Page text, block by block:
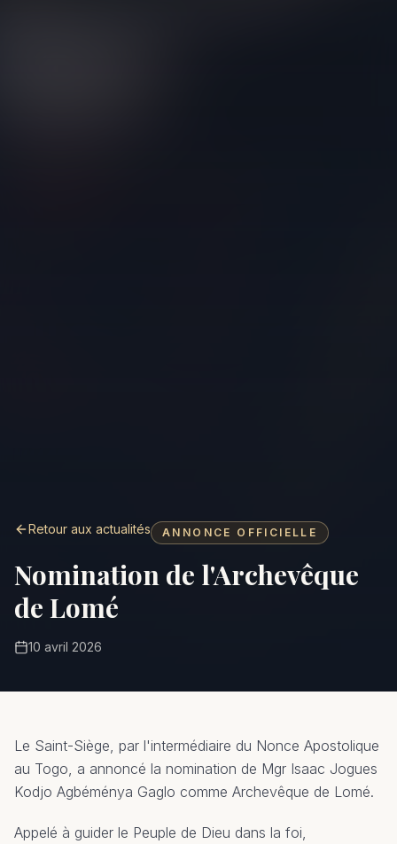
Retour aux actualités ANNONCE OFFICIELLE
Nomination de l'Archevêque
de Lomé
10 avril 2026
Le Saint-Siège, par l'intermédiaire du Nonce Apostolique
au Togo, a annoncé la nomination de Mgr Isaac Jogues
Kodjo Agbéménya Gaglo comme Archevêque de Lomé.
Appelé à guider le Peuple de Dieu dans la foi,